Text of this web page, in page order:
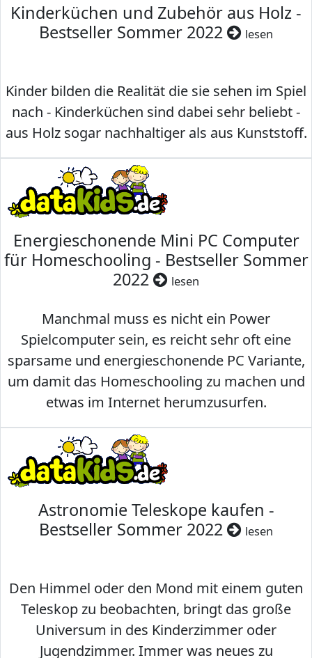
Kinderküchen und Zubehör aus Holz -
Bestseller Sommer 2022
lesen
Kinder bilden die Realität die sie sehen im Spiel
nach - Kinderküchen sind dabei sehr beliebt -
aus Holz sogar nachhaltiger als aus Kunststoff.
Energieschonende Mini PC Computer
für Homeschooling - Bestseller Sommer
2022
lesen
Manchmal muss es nicht ein Power
Spielcomputer sein, es reicht sehr oft eine
sparsame und energieschonende PC Variante,
um damit das Homeschooling zu machen und
etwas im Internet herumzusurfen.
Astronomie Teleskope kaufen -
Bestseller Sommer 2022
lesen
Den Himmel oder den Mond mit einem guten
Teleskop zu beobachten, bringt das große
Universum in des Kinderzimmer oder
Jugendzimmer. Immer was neues zu